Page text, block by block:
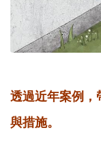
透過近年案例，
與措施。